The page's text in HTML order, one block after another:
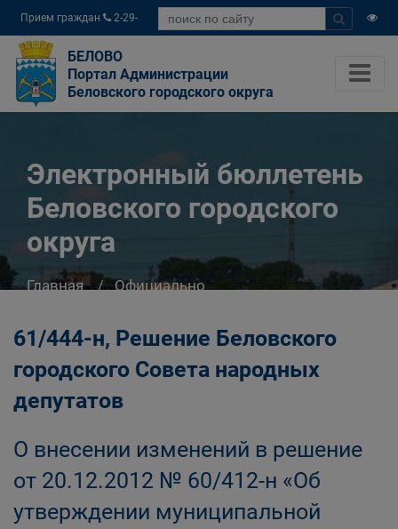
Прием граждан
2-29-
04
БЕЛОВО
Портал Администрации
Беловского городского округа
Электронный бюллетень
Беловского городского
округа
Главная
Официально
городского округа
61/444-н, Решение Беловского
городского Совета народных
депутатов
О внесении изменений в решение
от 20.12.2012 № 60/412-н «Об
утверждении муниципальной